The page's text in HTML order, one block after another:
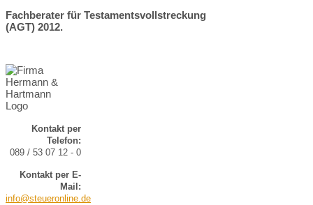
Kontakt per
Telefon:
089 / 53 07 12 - 0
Kontakt per E-
Mail:
info@steueronline.de
Fachberater für Testamentsvollstreckung
(AGT) 2012.